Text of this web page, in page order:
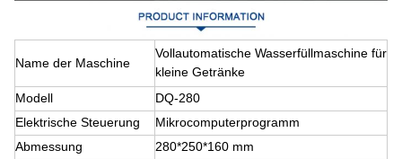
Name der Maschine
Vollautomatische Wasserfüllmaschine für
kleine Getränke
Modell
DQ-280
Elektrische Steuerung
Mikrocomputerprogramm
Abmessung
280*250*160 mm